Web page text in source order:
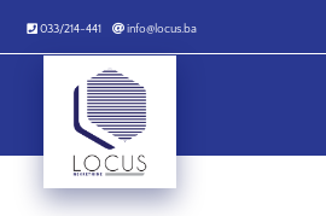
033/214-441 info@locus.ba